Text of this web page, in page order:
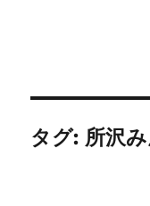
タグ: 所沢